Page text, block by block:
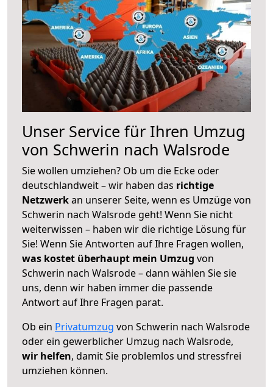
Unser Service für Ihren Umzug
von Schwerin nach Walsrode
Sie wollen umziehen? Ob um die Ecke oder
deutschlandweit – wir haben das richtige
Netzwerkan unserer Seite, wenn es Umzüge von
Schwerin nach Walsrode geht! Wenn Sie nicht
weiterwissen – haben wir die richtige Lösung für
Sie! Wenn Sie Antworten auf Ihre Fragen wollen,
was kostet überhaupt mein Umzug von
Schwerin nach Walsrode – dann wählen Sie sie
uns, denn wir haben immer die passende
Antwort auf Ihre Fragen parat.
Ob ein Privatumzug von Schwerin nach Walsrode
oder ein gewerblicher Umzug nach Walsrode,
wir helfen, damit Sie problemlos und stressfrei
umziehen können.